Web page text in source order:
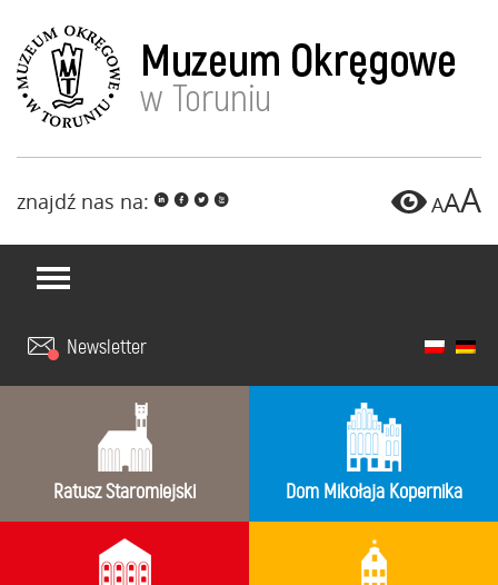
AAA
znajdź nas na: i f l x
Newsletter
Ratusz Staromiejski Dom Mikołaja Kopernika